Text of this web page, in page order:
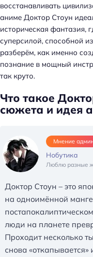
восстанавливать
аниме Доктор Стоун
историческая фантазия,
суперсилой, способной
разберём, как именно
познание в мощный
так круто.
Что такое
сюжета и идея
Мнение
Нобутика
Люблю разные
Доктор Стоун – это
на одноимённой
люди на планете
Проходит несколько
снова